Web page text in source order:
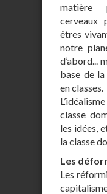
matière
cerveaux
êtres
notre
d’abord...
base de
en classes.
classe
les idées,
la classe
Les
Les